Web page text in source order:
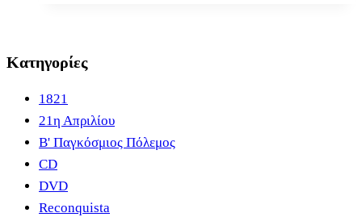
Κατηγορίες
1821
21η Απριλίου
B' Παγκόσμιος Πόλεμος
CD
DVD
Reconquista